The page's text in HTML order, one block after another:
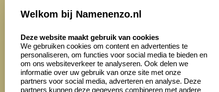
4028 beoordelingen
Onze vacatures
Zakelijk:
Aanvraag op maat
Klantenservice:
Contact opnemen
Welkom bij Namenenzo.nl
Deze website maakt gebruik van cookies
We gebruiken cookies om content en advertenties te
personaliseren, om functies voor social media te bieden en
om ons websiteverkeer te analyseren. Ook delen we
informatie over uw gebruik van onze site met onze
partners voor social media, adverteren en analyse. Deze
partners kunnen deze gegevens combineren met andere